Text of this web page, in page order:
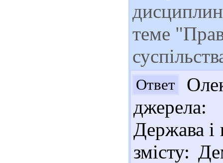
теме
Ответ
Держава
змісту: